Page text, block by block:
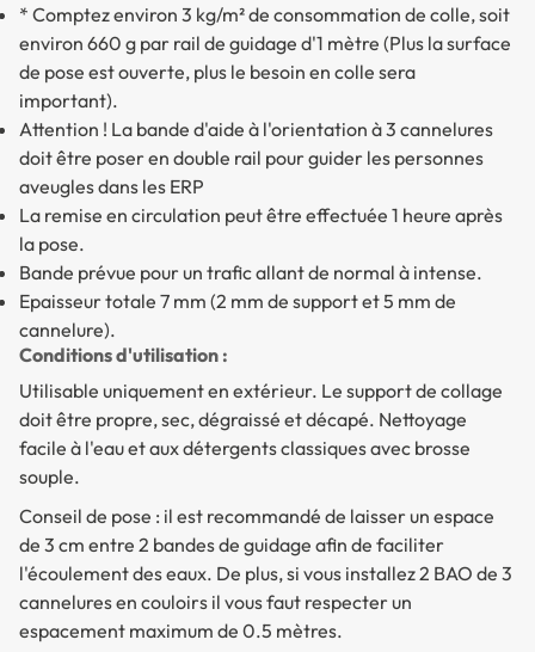
* Comptez environ 3 kg/m² de consommation de colle, soit
environ 660 g par rail de guidage d'1 mètre (Plus la surface
de pose est ouverte, plus le besoin en colle sera
important).
Attention ! La bande d'aide à l'orientation à 3 cannelures
doit être poser en double rail pour guider les personnes
aveugles dans les ERP
La remise en circulation peut être effectuée 1 heure après
la pose.
Bande prévue pour un trafic allant de normal à intense.
Epaisseur totale 7 mm (2 mm de support et 5 mm de
cannelure).
Conditions d'utilisation :
Utilisable uniquement en extérieur. Le support de collage
doit être propre, sec, dégraissé et décapé. Nettoyage
facile à l'eau et aux détergents classiques avec brosse
souple.
Conseil de pose : il est recommandé de laisser un espace
de 3 cm entre 2 bandes de guidage afin de faciliter
l'écoulement des eaux. De plus, si vous installez 2 BAO de 3
cannelures en couloirs il vous faut respecter un
espacement maximum de 0.5 mètres.